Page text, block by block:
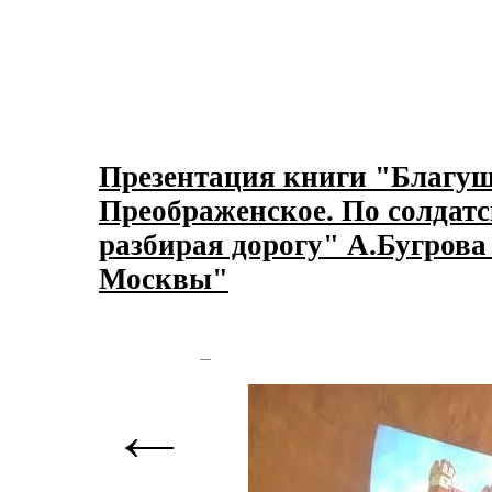
Презентация книги
Преображенское. По
разбирая дорогу"
Москвы"